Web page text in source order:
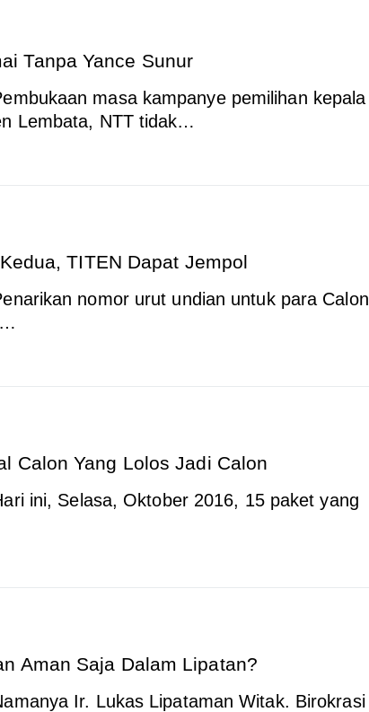
Tanpa Yance Sunur
masa kampanye pemilihan kepala
Lembata, NTT tidak…
TITEN Dapat Jempol
nomor urut undian untuk para Calon
Calon Yang Lolos Jadi Calon
ini, Selasa, Oktober 2016, 15 paket yang
Aman Saja Dalam Lipatan?
Ir. Lukas Lipataman Witak. Birokrasi